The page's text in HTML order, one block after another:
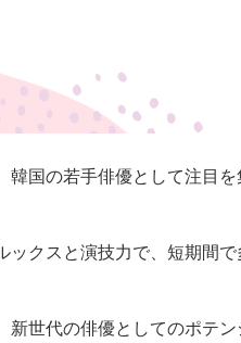
韓国の若手俳優として注目を
ックスと演技力で、短期間で
新世代の俳優としてのポテ